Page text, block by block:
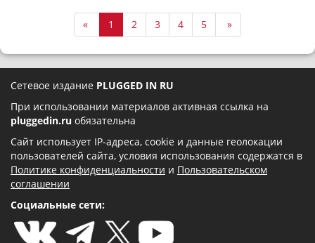
« 1 2 3 4 5 »
Сетевое издание PLUGGED IN RU
При использовании материалов активная ссылка на
pluggedin.ru обязательна
Сайт использует IP-адреса, cookie и данные геолокации
пользователей сайта, условия использования содержатся в
Политике конфиденциальности и Пользовательском
соглашении
Социальные сети: